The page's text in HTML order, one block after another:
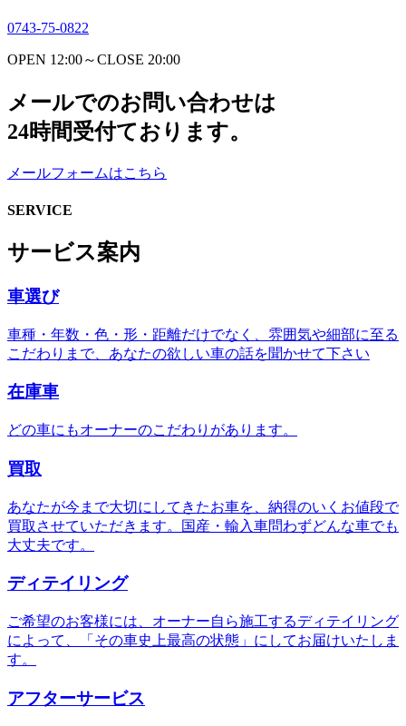
0743-75-0822
OPEN 12:00～CLOSE 20:00
メールでのお問い合わせは
24時間受付ております。
メールフォームはこちら
SERVICE
サービス案内
車選び
車種・年数・色・形・距離だけでなく、雰囲気や細部に至る
こだわりまで、あなたの欲しい車の話を聞かせて下さい
在庫車
どの車にもオーナーのこだわりがあります。
買取
あなたが今まで大切にしてきたお車を、納得のいくお値段で
買取させていただきます。国産・輸入車問わずどんな車でも
大丈夫です。
ディテイリング
ご希望のお客様には、オーナー自ら施工するディテイリング
によって、「その車史上最高の状態」にしてお届けいたしま
す。
アフターサービス